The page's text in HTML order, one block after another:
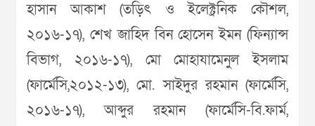
হাসান আকাশ (তড়িৎ ও ইলেক্ট্রনিক কৌশল,
২০১৬-১৭), শেখ জাহিদ বিন হোসেন ইমন (ফিন্যান্স
বিভাগ, ২০১৬-১৭), মো মোহাযামেনুল ইসলাম
(ফার্মেসি,২০১২-১৩), মো. সাইদুর রহমান (ফার্মেসি,
২০১৬-১৭), আব্দুর রহমান (ফার্মেসি-বি.ফার্ম,